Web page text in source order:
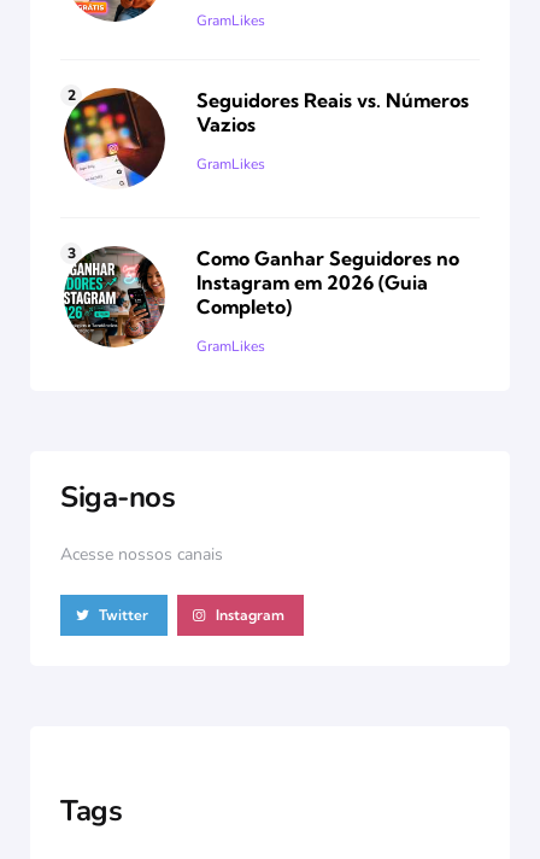
Posted
GramLikes
Seguidores Reais vs. Números
Vazios
Posted
GramLikes
Como Ganhar Seguidores no
Instagram em 2026 (Guia
Completo)
Posted
GramLikes
Siga-nos
Acesse nossos canais
Twitter Instagram
Tags